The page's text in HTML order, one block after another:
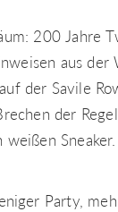
200 Jahre
aus der
der Savile
der
Sneaker.
Party,